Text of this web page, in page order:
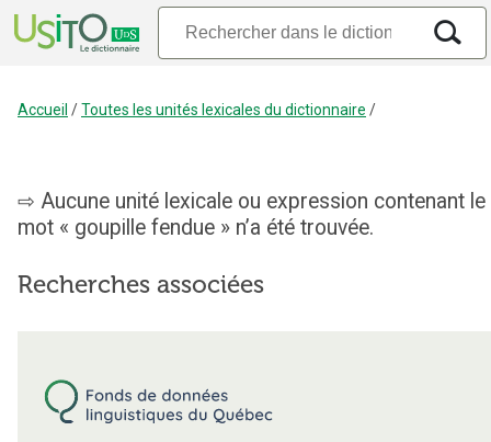
Accueil /Toutes les unités lexicales du dictionnaire /
Aucune unité lexicale ou expression contenant le
mot « goupille fendue » n’a été trouvée.
Recherches associées